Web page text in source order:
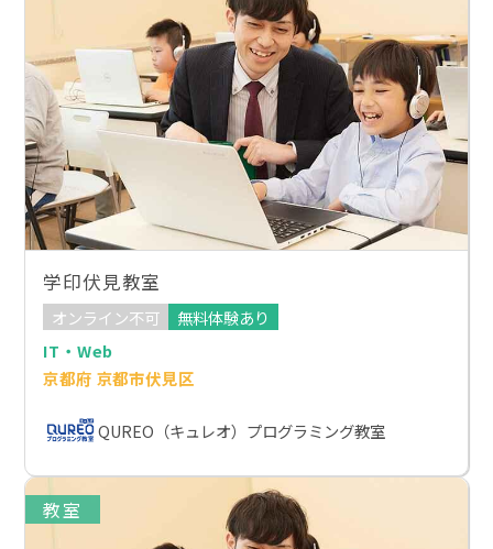
学印伏見教室
オンライン不可
無料体験あり
IT・Web
京都府 京都市伏見区
QUREO（キュレオ）プログラミング教室
教室